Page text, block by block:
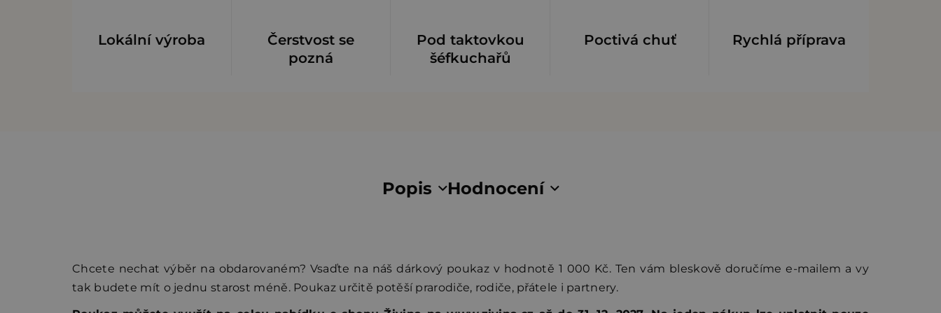
Lokální výroba
Čerstvost se
pozná
Pod taktovkou
šéfkuchařů
Poctivá chuť Rychlá příprava
Popis Hodnocení
Chcete nechat výběr na obdarovaném? Vsaďte na náš dárkový poukaz v hodnotě 1 000 Kč. Ten vám bleskově doručíme e-mailem a vy
tak budete mít o jednu starost méně. Poukaz určitě potěší prarodiče, rodiče, přátele i partnery.